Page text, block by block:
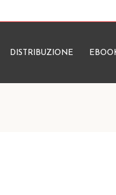
Nessun
DISTRIBUZIONE